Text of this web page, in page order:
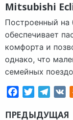
Mitsubishi
Построенный на
обеспечивает
комфорта и
однако, что
семейных
FacebookTwitter
ПРЕДЫДУЩАЯ